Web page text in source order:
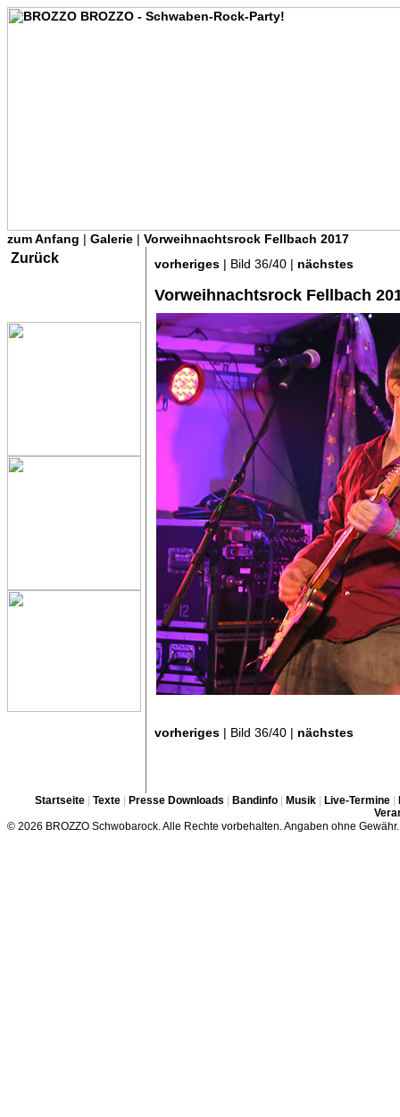
zum Anfang | Galerie | Vorweihnachtsrock Fellbach 2017
Zurück vorheriges | Bild 36/40 | nächstes
Vorweihnachtsrock Fellbach
vorheriges | Bild 36/40 | nächstes
Startseite| Texte| Presse Downloads Bandinfo| Musik| Live-Termine|
© 2026 BROZZO Schwobarock. Alle Rechte vorbehalten. Angaben ohne Gewähr.